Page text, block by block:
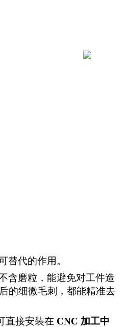
替代的作用。
含磨粒，能避免对工件造
的细微毛刺，都能精准去
直接安装在 CNC 加工中